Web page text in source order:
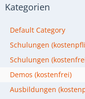
Kategorien
Default Category
Schulungen
Schulungen
Demos (kostenfrei)
Ausbildungen